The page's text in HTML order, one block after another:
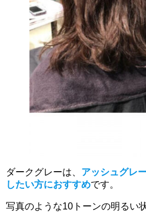
ダークグレーは、 アッシュグレ
したい方におすすめです。
写真のような10トーンの明るい